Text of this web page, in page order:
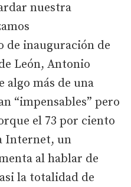
nuestra
de inauguración de
León, Antonio
algo más de una
“impensables” pero
el 73 por ciento
Internet, un
al hablar de
la totalidad de